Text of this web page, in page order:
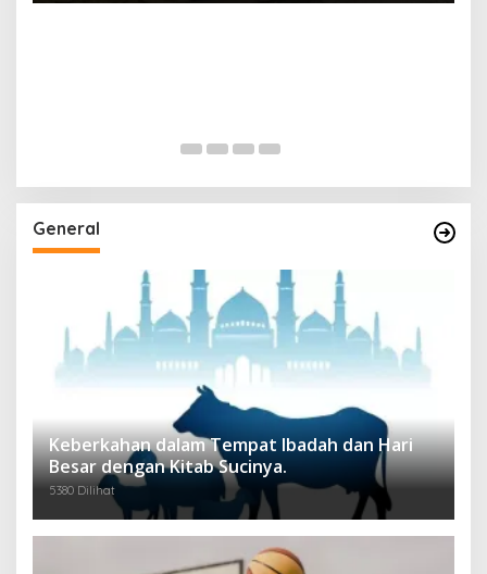
General
Keberkahan dalam Tempat Ibadah dan Hari
Besar dengan Kitab Sucinya.
5380 Dilihat